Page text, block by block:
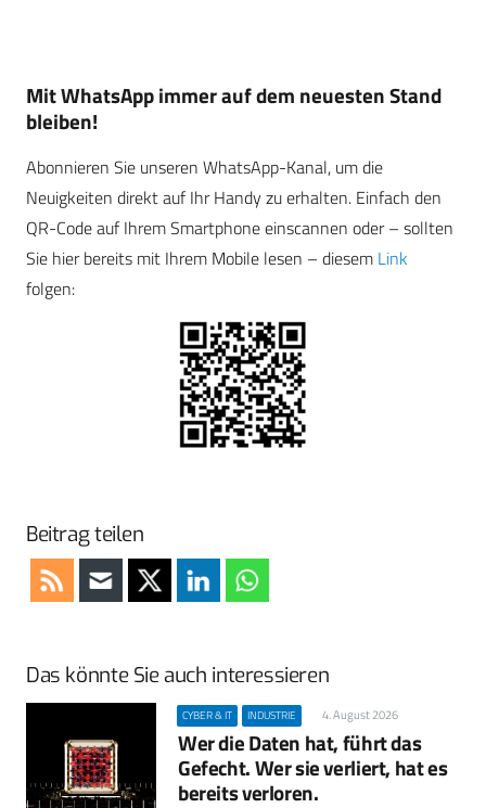
Mit WhatsApp immer auf dem neuesten Stand
bleiben!
Abonnieren Sie unseren WhatsApp-Kanal, um die
Neuigkeiten direkt auf Ihr Handy zu erhalten. Einfach den
QR-Code auf Ihrem Smartphone einscannen oder – sollten
Sie hier bereits mit Ihrem Mobile lesen – diesem Link
folgen:
Beitrag teilen
Das könnte Sie auch interessieren
CYBER & IT INDUSTRIE 4. August 2026
Wer die Daten hat, führt das
Gefecht. Wer sie verliert, hat es
bereits verloren.